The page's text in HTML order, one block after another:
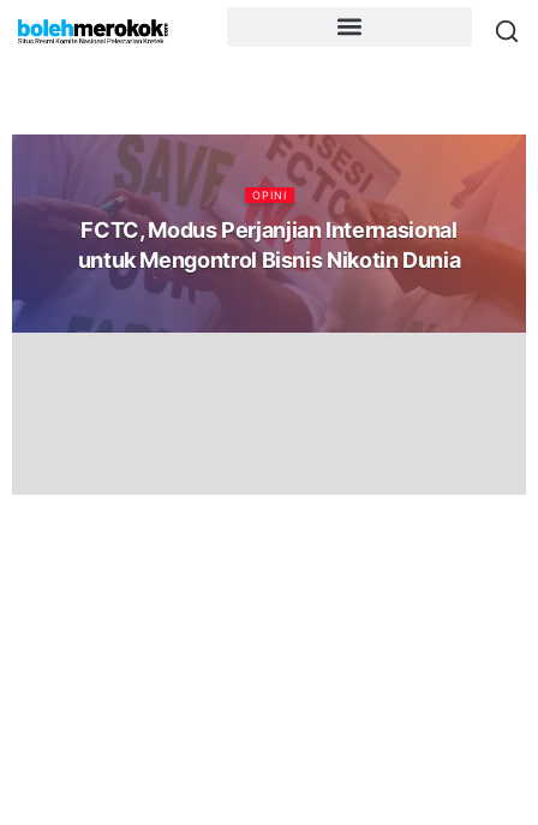
OPINI
FCTC, Modus Perjanjian Internasional
untuk Mengontrol Bisnis Nikotin Dunia